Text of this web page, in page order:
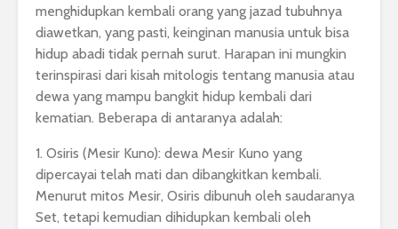
menghidupkan kembali orang yang jazad tubuhnya
diawetkan, yang pasti, keinginan manusia untuk bisa
hidup abadi tidak pernah surut. Harapan ini mungkin
terinspirasi dari kisah mitologis tentang manusia atau
dewa yang mampu bangkit hidup kembali dari
kematian. Beberapa di antaranya adalah:
1. Osiris (Mesir Kuno): dewa Mesir Kuno yang
dipercayai telah mati dan dibangkitkan kembali.
Menurut mitos Mesir, Osiris dibunuh oleh saudaranya
Set, tetapi kemudian dihidupkan kembali oleh